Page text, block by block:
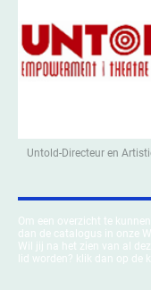
Om een overzicht te
dan de catalogus in onze
Wil jij na het zien van al
lid worden? klik dan op de